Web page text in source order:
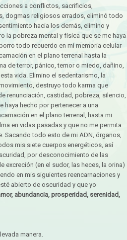
a conflictos, sacrificios,
dogmas religiosos errados, eliminó todo
hacia los demás, elimino y
la pobreza mental y física que se me haya
todo recuerdo en mi memoria celular
en el plano terrenal hasta la
de terror, pánico, temor o miedo, dañino,
vida. Elimino el sedentarismo, la
destruyo todo karma que
renunciación, castidad, pobreza, silencio,
hecho por pertenecer a una
en el plano terrenal, hasta mi
en vidas pasadas y que no me permita
Sacando todo esto de mi ADN, órganos,
mis siete cuerpos energéticos, así
por desconocimiento de las
excreción (en el sudor, las heces, la orina)
en mis siguientes reencarnaciones y
abierto de oscuridad y que yo
abundancia, prosperidad, serenidad,
manera.